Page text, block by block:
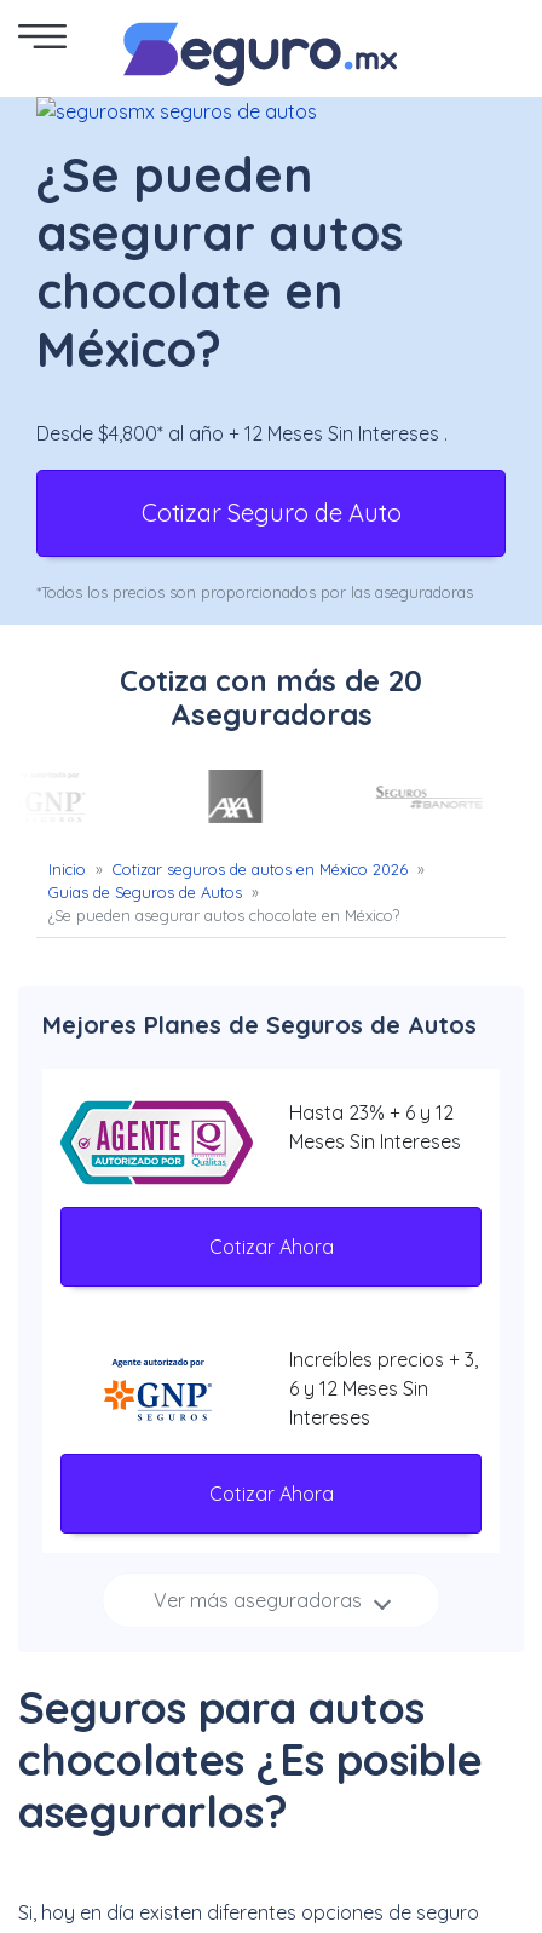
Seguro
de
Autos
Seguro
para
Motos
Cotizar
Seguro
Uber
–
de
Médicos
Mayores
¿Se pueden
asegurar autos
chocolate en
México?
Desde $4,800* al año + 12 Meses Sin Intereses .
Cotizar Seguro de Auto
*Todos los precios son proporcionados por las aseguradoras
Cotiza con más de 20
Aseguradoras
Inicio » Cotizar seguros de autos en México 2026 »
Guias de Seguros de Autos »
¿Se pueden asegurar autos chocolate en México?
Mejores Planes de Seguros de Autos
Hasta 23% + 6 y 12
Meses Sin Intereses
Cotizar Ahora
Increíbles precios + 3,
6 y 12 Meses Sin
Intereses
Cotizar Ahora
Increíbles
Cotizar Ahora
Ver más aseguradoras
Seguros para autos
chocolates ¿Es posible
asegurarlos?
Si, hoy en día existen diferentes opciones de seguro